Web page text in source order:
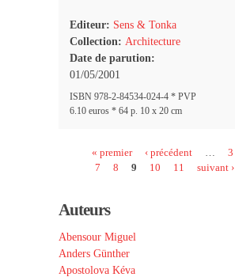
Editeur: Sens & Tonka
Collection: Architecture
Date de parution:
01/05/2001
ISBN 978-2-84534-024-4 * PVP
6.10 euros * 64 p. 10 x 20 cm
Pages« premier ‹ précédent 3
7
8 9 10 11 suivant ›
Auteurs
Abensour Miguel
Anders Günther
Apostolova Kéva